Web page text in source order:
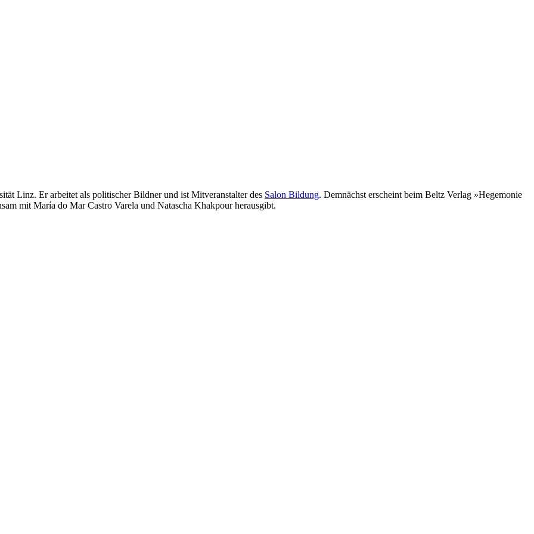
Linz. Er arbeitet als politischer Bildner und ist Mitveranstalter des Salon Bildung. Demnächst erscheint beim Beltz Verlag »Hegemonie
mit María do Mar Castro Varela und Natascha Khakpour herausgibt.